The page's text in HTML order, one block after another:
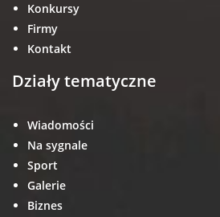
Konkursy
Firmy
Kontakt
Działy tematyczne
Wiadomości
Na sygnale
Sport
Galerie
Biznes